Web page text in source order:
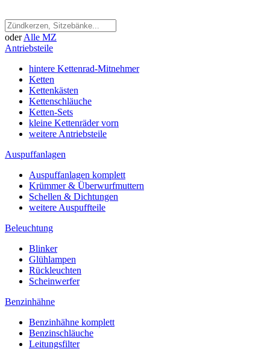
oder Alle MZ
Antriebsteile
hintere Kettenrad-Mitnehmer
Ketten
Kettenkästen
Kettenschläuche
Ketten-Sets
kleine Kettenräder vorn
weitere Antriebsteile
Auspuffanlagen
Auspuffanlagen komplett
Krümmer & Überwurfmuttern
Schellen & Dichtungen
weitere Auspuffteile
Beleuchtung
Blinker
Glühlampen
Rückleuchten
Scheinwerfer
Benzinhähne
Benzinhähne komplett
Benzinschläuche
Leitungsfilter